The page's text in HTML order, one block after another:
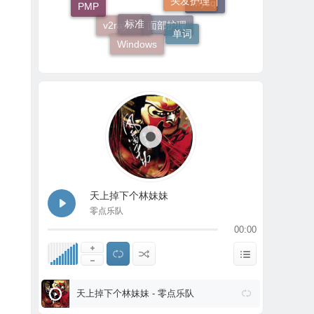
Mysql
面部护理
v2rayN
PMP
单词
Windows
天上掉下个林妹妹
零点乐队
00:00
天上掉下个林妹妹 - 零点乐队